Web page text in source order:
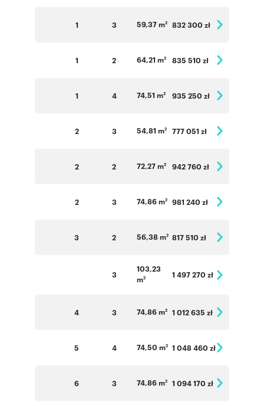
1 3 59,37 m2 832 300 zł
1 2 64,21 m2 835 510 zł
1 4 74,51 m2 935 250 zł
2 3 54,81 m2 777 051 zł
2 2 72,27 m2 942 760 zł
2 3 74,86 m2 981 240 zł
3 2 56,38 m2 817 510 zł
3
103,23
m2 1 497 270 zł
4 3 74,86 m2 1 012 635 zł
5 4 74,50 m2 1 048 460 zł
6 3 74,86 m2 1 094 170 zł